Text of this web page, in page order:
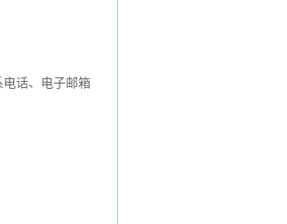
话、电子邮箱